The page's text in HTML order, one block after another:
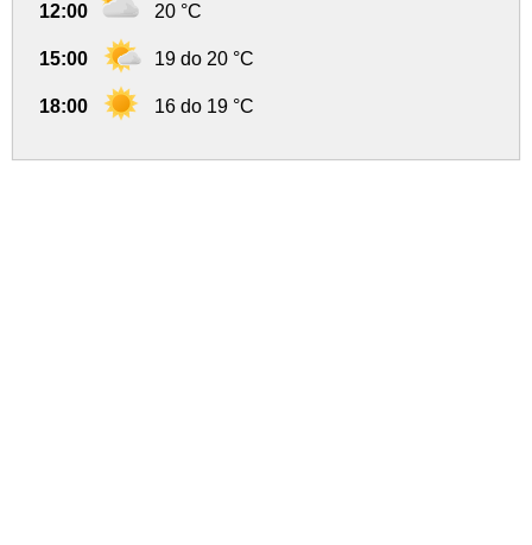
12:00 20 °C
15:00 19 do 20 °C
18:00 16 do 19 °C